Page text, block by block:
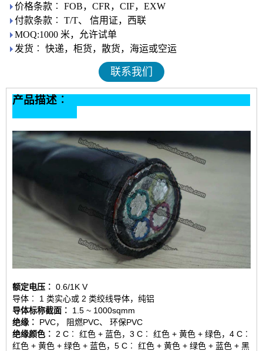
价格条款︰ FOB，CFR，CIF，EXW
付款条款︰ T/T、 信用证，西联
MOQ:1000 米，允许试单
发货︰ 快递，柜货，散货，海运或空运
联系我们
产品描述︰
额定电压︰ 0.6/1K V
导体︰ 1 类实心或 2 类绞线导体，纯铝
导体标称截面︰
1.5 ~ 1000sqmm
绝缘︰
PVC， 阻燃PVC、 环保PVC
绝缘颜色︰
2 C︰ 红色 + 蓝色，3 C︰ 红色 + 黄色 + 绿色，4 C︰
红色 + 黄色 + 绿色 + 蓝色，5 C︰ 红色 + 黄色 + 绿色 + 蓝色 + 黑